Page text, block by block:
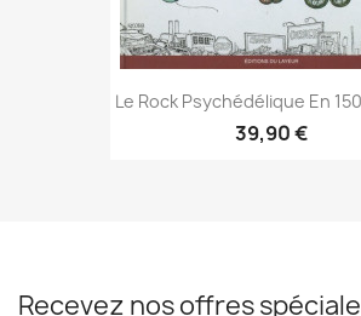
Le Rock Psychédélique En
39,90 €
Recevez nos offres